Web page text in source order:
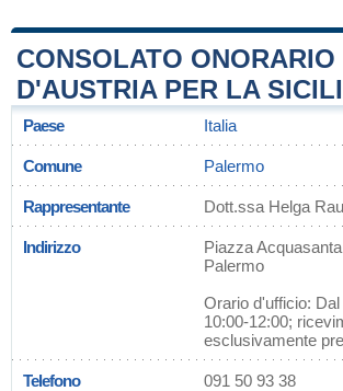
CONSOLATO ONORARIO
D'AUSTRIA PER LA
Paese Italia
Comune Palermo
Rappresentante Dott.ssa Helga
Indirizzo
Piazza
Palermo
Orario d'ufficio:
10:00-12:00;
esclusivamente
Telefono 091 50 93 38